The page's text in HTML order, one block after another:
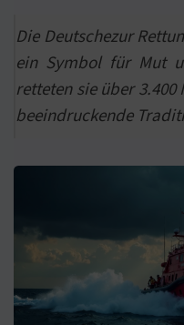
Die Deutschezur
ein Symbol für Mut
retteten sie über
beeindruckende